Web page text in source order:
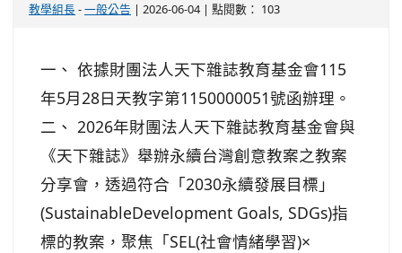
教學組長-一般公告 | 2026-06-04 | 點閱數： 103
一、 依據財團法人天下雜誌教育基金會115
年5月28日天教字第1150000051號函辦理。
二、 2026年財團法人天下雜誌教育基金會與
《天下雜誌》舉辦永續台灣創意教案之教案
分享會，透過符合「2030永續發展目標」
(SustainableDevelopment Goals, SDGs)指
標的教案，聚焦「SEL(社會情緒學習)×